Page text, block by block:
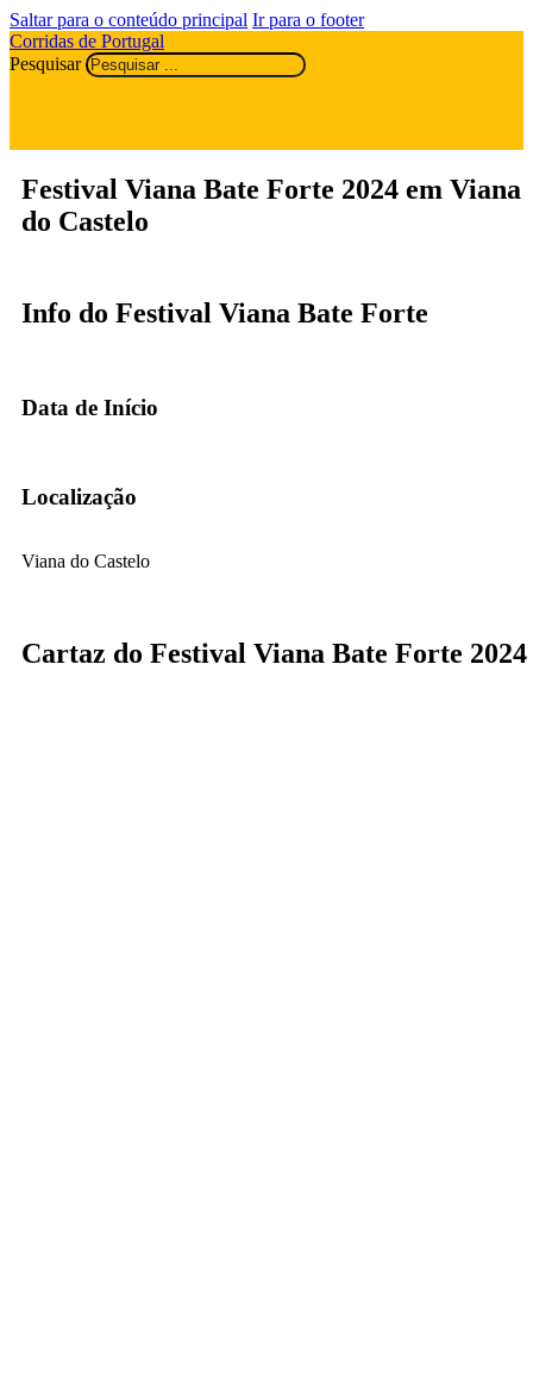
Saltar para o conteúdo principal Ir para o footer
Corridas de Portugal
Pesquisar
Festival Viana Bate Forte 2024 em Viana
do Castelo
Info do Festival Viana Bate Forte
Data de Início
Localização
Viana do Castelo
Cartaz do Festival Viana Bate Forte 2024